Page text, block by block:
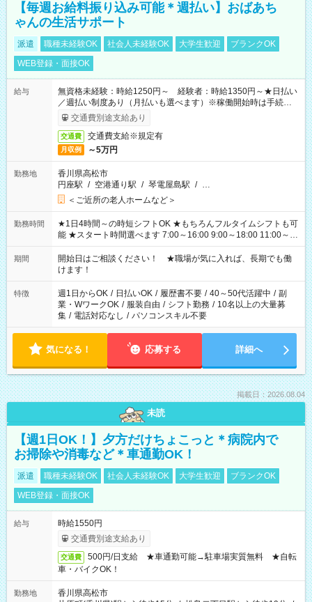
【毎週お給料振り込み可能＊週払い】おばあち
ゃんの生活サポート
派遣 職種未経験OK 社会人未経験OK 大学生歓迎
ブランクOK
WEB登録・面接OK
給与
無資格未経験：時給1250円～ 経験者：時給1350円～★日払い
／週払い制度あり（月払いも選べます）※稼働開始時は手続き完
了次第のお支払いとなります。
交通費別途支給あり
交通費 交通費支給※規定有
月収例 ～5万円
勤務地
香川県高松市
円座駅 / 空港通り駅 / 琴電屋島駅 / …
＜ご近所の老人ホームなど＞
勤務時間
★1日4時間～の時短シフトOK ★もちろんフルタイムシフトも可
能 ★スタート時間選べます 7:00～16:00 9:00～18:00 11:00～
20:00 など 残業なし！ ※Wワークの場合、他のお仕事と合わせ
週40時間超の就業はご案内できません ※法令に基づき、週20時
間以上勤務は社会保険への加入対象となります ※労働者派遣法
（日雇い派遣の原則禁止）により、短時間・短期間の就業はご
案内が難しい場合があります
期間
開始日はご相談ください！ ★職場が気に入れば、長期でも働
けます！
特徴 週1日からOK / 日払いOK / 履歴書不要 / 40～50代活躍中 / 副
業・WワークOK / 服装自由 / シフト勤務 / 10名以上の大量募
集 / 電話対応なし / パソコンスキル不要
気になる！ 応募する 詳細へ
掲載日：2026.08.04
未読
【週1日OK！】夕方だけちょこっと＊病院内で
お掃除や消毒など＊車通勤OK！
派遣 職種未経験OK 社会人未経験OK 大学生歓迎
ブランクOK
WEB登録・面接OK
給与
時給1550円
交通費別途支給あり
交通費
500円/日支給 ★車通勤可能→駐車場実質無料 ★自転
車・バイクOK！
勤務地
香川県高松市